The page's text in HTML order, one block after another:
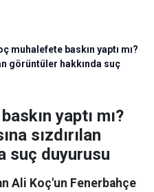
muhalefete baskın yaptı mı?
görüntüler hakkında suç
yaptı mı?
sızdırılan
suç duyurusu
Ali Koç'un Fenerbahçe